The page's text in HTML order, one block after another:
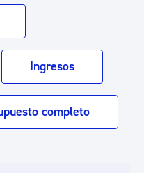
Ingresos
completo